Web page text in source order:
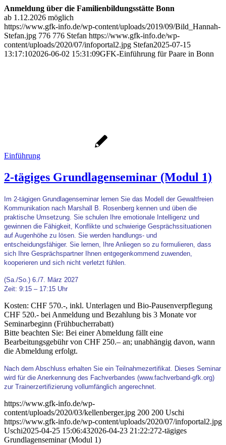
Anmeldung über die Familienbildungsstätte Bonn
ab 1.12.2026 möglich
https://www.gfk-info.de/wp-content/uploads/2019/09/Bild_Hannah-
Stefan.jpg 776 776 Stefan https://www.gfk-info.de/wp-
content/uploads/2020/07/infoportal2.jpg Stefan2025-07-15
13:17:102026-06-02 15:31:09GFK-Einführung für Paare in Bonn
Einführung
2-tägiges Grundlagenseminar (Modul 1)
Im 2-tägigen Grundlagenseminar lernen Sie das Modell der Gewaltfreien
Kommunikation nach Marshall B. Rosenberg kennen und üben die
praktische Umsetzung. Sie schulen Ihre emotionale Intelligenz und
gewinnen die Fähigkeit, Konflikte und schwierige Gesprächssituationen
auf Augenhöhe zu lösen. Sie werden handlungs- und
entscheidungsfähiger. Sie lernen, Ihre Anliegen so zu formulieren, dass
sich Ihre Gesprächspartner Ihnen entgegenkommend zuwenden,
kooperieren und sich nicht verletzt fühlen.
(Sa./So.) 6./7. März 2027
Zeit: 9:15 – 17:15 Uhr
Kosten: CHF 570.-, inkl. Unterlagen und Bio-Pausenverpflegung
CHF 520.- bei Anmeldung und Bezahlung bis 3 Monate vor
Seminarbeginn (Frühbucherrabatt)
Bitte beachten Sie: Bei einer Abmeldung fällt eine
Bearbeitungsgebühr von CHF 250.– an; unabhängig davon, wann
die Abmeldung erfolgt.
Nach dem Abschluss erhalten Sie ein Teilnahmezertifikat. Dieses Seminar
wird für die Anerkennung des Fachverbandes (www.fachverband-gfk.org)
zur Trainerzertifizierung vollumfänglich angerechnet.
https://www.gfk-info.de/wp-
content/uploads/2020/03/kellenberger.jpg 200 200 Uschi
https://www.gfk-info.de/wp-content/uploads/2020/07/infoportal2.jpg
Uschi2025-04-25 15:06:432026-04-23 21:22:272-tägiges
Grundlagenseminar (Modul 1)